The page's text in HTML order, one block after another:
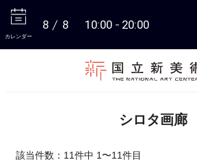
カレンダー
8 8 10:00 20:00
シロタ画廊
該当件数：11件中 1〜11件目